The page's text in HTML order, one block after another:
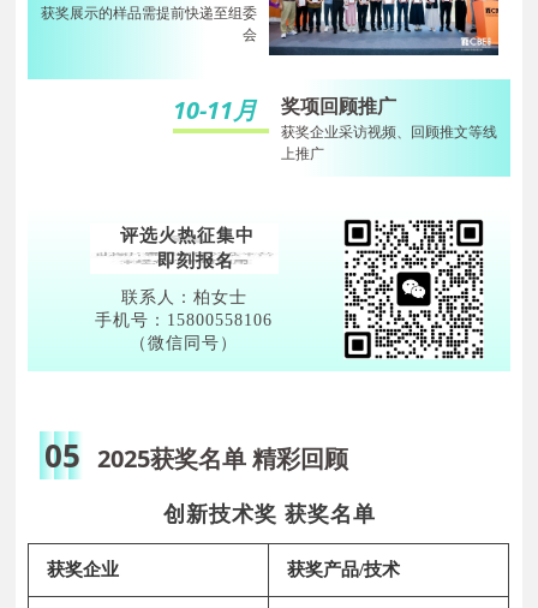
获奖展示的样品需提前快递至组委
会
10-11月 奖项回顾推广
获奖企业采访视频、回顾推文等线
上推广
评选火热征集中
即刻报名
联系人：柏女士
手机号：15800558106
（微信同号）
052025获奖名单 精彩回顾
创新技术奖 获奖名单
获奖企业 获奖产品/技术